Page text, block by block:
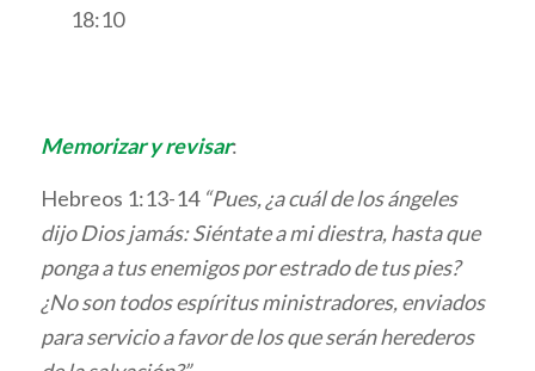
18:10
Memorizar y revisar:
Hebreos 1:13-14 “Pues, ¿a cuál de los ángeles
dijo Dios jamás: Siéntate a mi diestra, hasta que
ponga a tus enemigos por estrado de tus pies?
¿No son todos espíritus ministradores, enviados
para servicio a favor de los que serán herederos